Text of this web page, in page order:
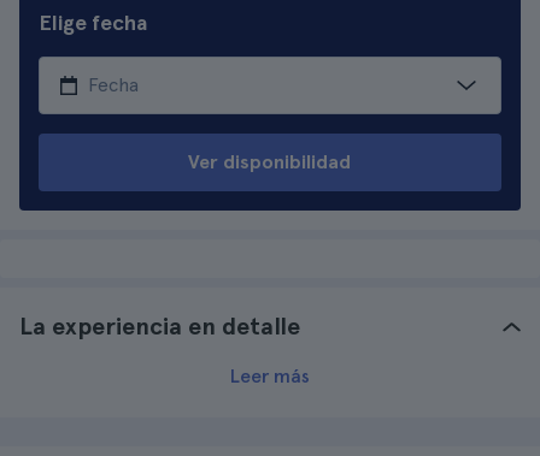
Elige fecha
Ver disponibilidad
La experiencia en detalle
Leer más